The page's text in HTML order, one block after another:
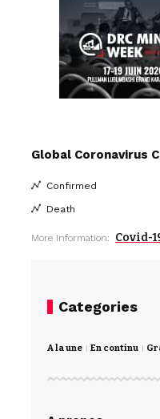
Global Coronavirus
Confirmed
Death
More Information: Covid-
Categories
A la une En continu